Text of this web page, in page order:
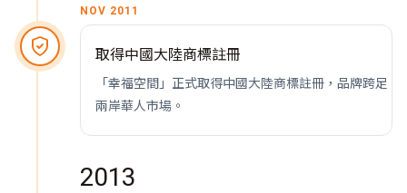
NOV 2011
取得中國大陸商標註冊
「幸福空間」正式取得中國大陸商標註冊，品牌跨足
兩岸華人市場。
2013